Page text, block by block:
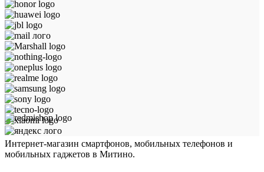
Интернет-магазин смартфонов, мобильных телефонов и
мобильных гаджетов в Митино.